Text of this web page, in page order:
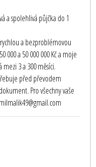
a spolehlivá půjčka do 1
a bezproblémovou
000 a 50 000 000 Kč a moje
mezi 3 a 300 měsíci.
před převodem
Pro všechny vaše